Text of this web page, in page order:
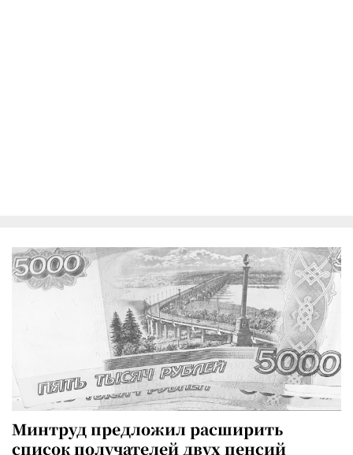
Минтруд предложил расширить
список получателей двух пенсий